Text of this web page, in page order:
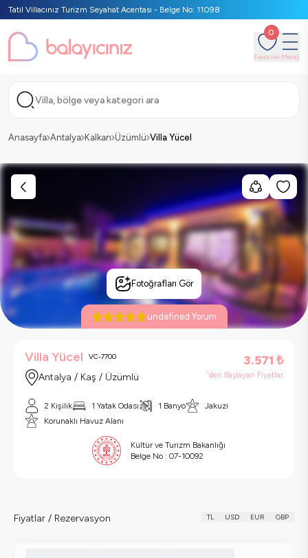
Tatil Villacınız Turizm Seyahat Acentası - Belge No: 11098
0
FavorilerMenü
Villa, bölge veya kategori ara
Anasayfa Antalya Kalkan Üzümlü Villa Yücel
Fotoğrafları Gör
undefined Yorum
Villa Yücel VC-7700
Antalya / Kaş / Üzümlü
3.571 ₺
'den Başlayan Fiyatlar
2 Kişilik 1 Yatak Odası 1 Banyo
Jakuzi
Korunaklı Havuz Alanı
Kültür ve Turizm Bakanlığı
Belge No : 07-10092
Fiyatlar / Rezervasyon TL USD EUR GBP